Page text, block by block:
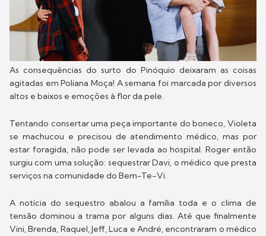
As consequências do surto do Pinóquio deixaram as coisas
agitadas em Poliana Moça! A semana foi marcada por diversos
altos e baixos e emoções à flor da pele.
Tentando consertar uma peça importante do boneco, Violeta
se machucou e precisou de atendimento médico, mas por
estar foragida, não pode ser levada ao hospital. Roger então
surgiu com uma solução: sequestrar Davi, o médico que presta
serviços na comunidade do Bem-Te-Vi.
A notícia do sequestro abalou a família toda e o clima de
tensão dominou a trama por alguns dias. Até que finalmente
Vini, Brenda, Raquel, Jeff, Luca e André, encontraram o médico